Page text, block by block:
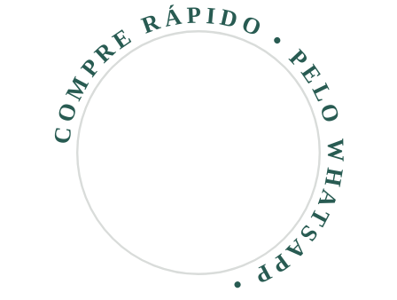
COMPRE RÁPIDO • PELO WHATSAPP •